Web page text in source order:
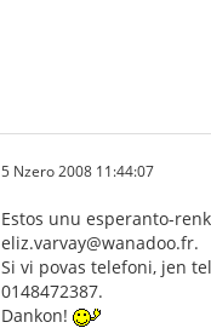
5 Nzero 2008 11:44:07
Estos unu esperanto-
eliz.varvay@wanadoo.fr.
Si vi povas telefoni, jen
0148472387.
Dankon!